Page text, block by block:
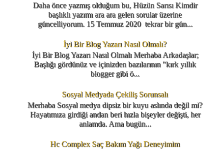
Daha önce yazmış olduğum bu, Hüzün Sarısı Kimdir
başlıklı yazımı ara ara gelen sorular üzerine
güncelliyorum. 15 Temmuz 2020 tekrar bir gün...
İyi Bir Blog Yazarı Nasıl Olmalı?
İyi Bir Blog Yazarı Nasıl Olmalı Merhaba Arkadaşlar;
Başlığı gördünüz ve içinizden bazılarının "kırk yıllık
blogger gibi ö...
Sosyal Medyada Çekiliş Sorunsalı
Merhaba Sosyal medya dipsiz bir kuyu aslında değil mi?
Hayatımıza girdiği andan beri hızla bişeyler değişti, her
anlamda. Ama bugün...
Hc Complex Saç Bakım Yağı Deneyimim